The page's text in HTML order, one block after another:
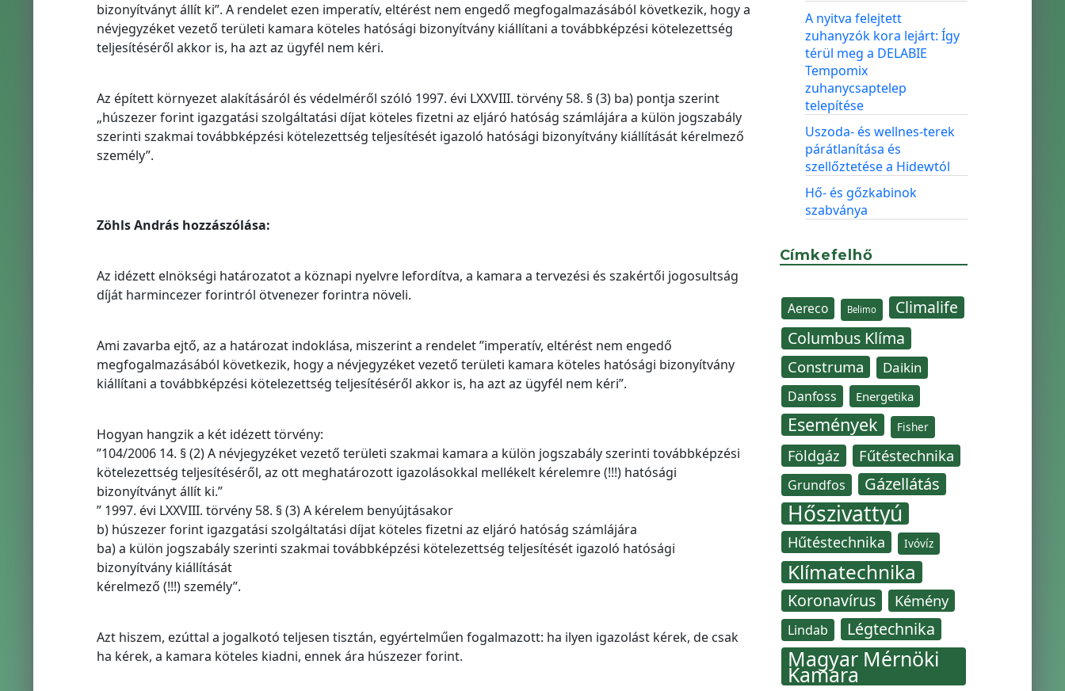
bizonyítványt állít ki”. A rendelet ezen imperatív, eltérést nem engedő megfogalmazásából következik, hogy a
névjegyzéket vezető területi kamara köteles hatósági bizonyítvány kiállítani a továbbképzési kötelezettség
teljesítéséről akkor is, ha azt az ügyfél nem kéri.
Az épített környezet alakításáról és védelméről szóló 1997. évi LXXVIII. törvény 58. § (3) ba) pontja szerint
„húszezer forint igazgatási szolgáltatási díjat köteles fizetni az eljáró hatóság számlájára a külön jogszabály
szerinti szakmai továbbképzési kötelezettség teljesítését igazoló hatósági bizonyítvány kiállítását kérelmező
személy”.
Zöhls András hozzászólása:
Az idézett elnökségi határozatot a köznapi nyelvre lefordítva, a kamara a tervezési és szakértői jogosultság
díját harmincezer forintról ötvenezer forintra növeli.
Ami zavarba ejtő, az a határozat indoklása, miszerint a rendelet ”imperatív, eltérést nem engedő
megfogalmazásából következik, hogy a névjegyzéket vezető területi kamara köteles hatósági bizonyítvány
kiállítani a továbbképzési kötelezettség teljesítéséről akkor is, ha azt az ügyfél nem kéri”.
Hogyan hangzik a két idézett törvény:
”104/2006 14. § (2) A névjegyzéket vezető területi szakmai kamara a külön jogszabály szerinti továbbképzési
kötelezettség teljesítéséről, az ott meghatározott igazolásokkal mellékelt kérelemre (!!!) hatósági
bizonyítványt állít ki.”
” 1997. évi LXXVIII. törvény 58. § (3) A kérelem benyújtásakor
b) húszezer forint igazgatási szolgáltatási díjat köteles fizetni az eljáró hatóság számlájára
ba) a külön jogszabály szerinti szakmai továbbképzési kötelezettség teljesítését igazoló hatósági
bizonyítvány kiállítását
kérelmező (!!!) személy”.
Azt hiszem, ezúttal a jogalkotó teljesen tisztán, egyértelműen fogalmazott: ha ilyen igazolást kérek, de csak
ha kérek, a kamara köteles kiadni, ennek ára húszezer forint.
A nyitva felejtett
zuhanyzók kora lejárt: Így
térül meg a DELABIE
Tempomix
zuhanycsaptelep
telepítése
Uszoda- és wellnes-terek
párátlanítása és
szellőztetése a Hidewtól
Hő- és gőzkabinok
szabványa
Címkefelhő
Aereco Belimo
Climalife
Columbus Klíma
Construma Daikin
Danfoss Energetika
Események Fisher
Földgáz Fűtéstechnika
Grundfos Gázellátás
Hőszivattyú
Hűtéstechnika Ivóvíz
Klímatechnika
Koronavírus Kémény
Lindab Légtechnika
Magyar Mérnöki
Kamara